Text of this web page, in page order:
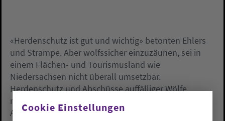
«Herdenschutz ist gut und wichtig» betonten Ehlers
und Strampe. Aber wolfssicher einzuzäunen, sei in
einem Flächen- und Tourismusland wie
Niedersachsen nicht überall umsetzbar.
Herdenschutz und Abschüsse auffälliger Wölfe
müssten selbstverständlich werden, sonst gehe die
Akzeptanz in der ländlichen Bevölkerung verloren.
Cookie Einstellungen